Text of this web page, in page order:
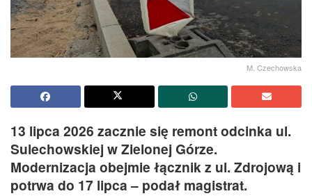
M. Czechowska
13 lipca 2026 zacznie się remont odcinka ul.
Sulechowskiej w Zielonej Górze.
Modernizacja obejmie łącznik z ul. Zdrojową i
potrwa do 17 lipca – podał magistrat.